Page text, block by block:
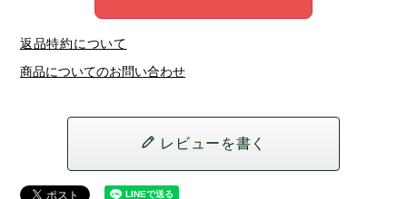
返品特約について
商品についてのお問い合わせ
レビューを書く